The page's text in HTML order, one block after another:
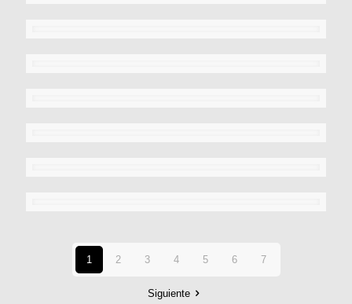
1 2 3 4 5 6 7
Siguiente